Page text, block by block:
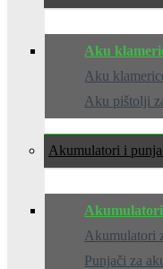
Aku
Aku
Aku pištolji
Akumulatori i
Akumulatori
Punjači za